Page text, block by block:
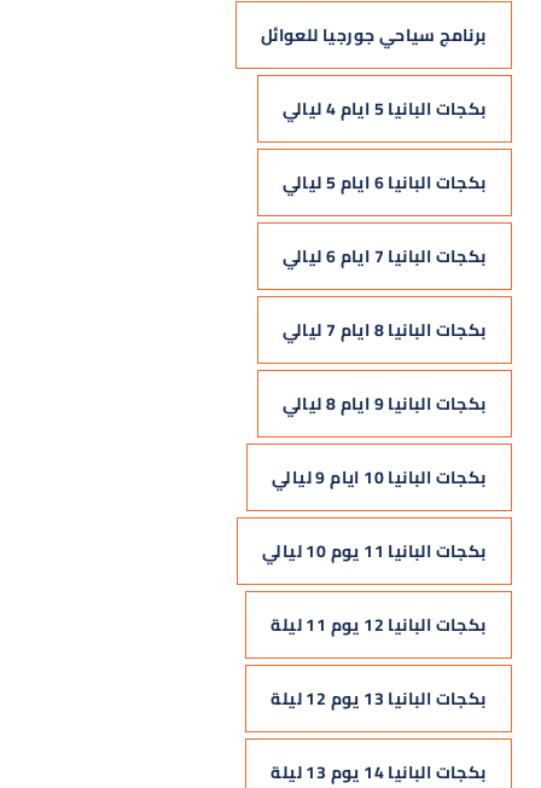
برنامج سياحي جورجيا للعوائل
بكجات البانيا 5 ايام 4 ليالي
بكجات البانيا 6 ايام 5 ليالي
بكجات البانيا 7 ايام 6 ليالي
بكجات البانيا 8 ايام 7 ليالي
بكجات البانيا 9 ايام 8 ليالي
بكجات البانيا 10 ايام 9 ليالي
بكجات البانيا 11 يوم 10 ليالي
بكجات البانيا 12 يوم 11 ليلة
بكجات البانيا 13 يوم 12 ليلة
بكجات البانيا 14 يوم 13 ليلة